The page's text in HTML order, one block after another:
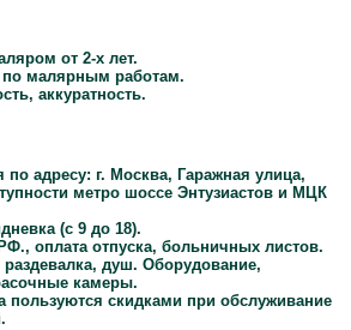
от 2-х лет.
по малярным работам.
аккуратность.
по адресу: г. Москва, Гаражная улица,
метро шоссе Энтузиастов и МЦК
(c 9 до 18).
оплата отпуска, больничных листов.
душ. Оборудование,
камеры.
пользуются скидками при обслуживание